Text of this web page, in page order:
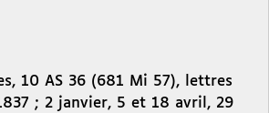
10 AS 36 (681 Mi 57), lettres
; 2 janvier, 5 et 18 avril, 29